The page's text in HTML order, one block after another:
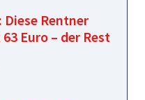
Rentner
Euro – der Rest